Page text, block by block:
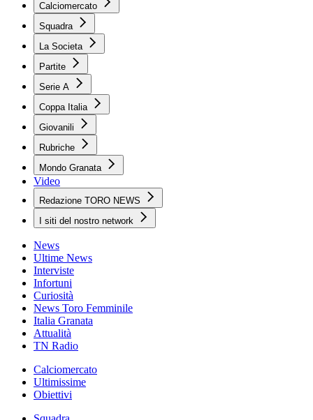
Calciomercato
Squadra
La Societa
Partite
Serie A
Coppa Italia
Giovanili
Rubriche
Mondo Granata
Video
Redazione TORO NEWS
I siti del nostro network
News
Ultime News
Interviste
Infortuni
Curiosità
News Toro Femminile
Italia Granata
Attualità
TN Radio
Calciomercato
Ultimissime
Obiettivi